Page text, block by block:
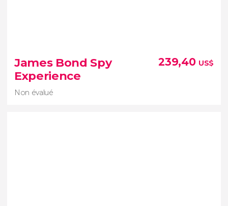
18 avis
visite à la découverte des crimes et
mystères d'Édimbourg
James Bond Spy
Experience
Non évalué
239,40 US$